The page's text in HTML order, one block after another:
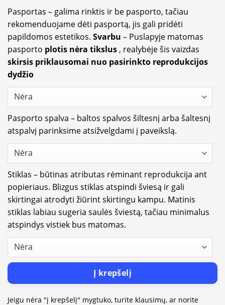
Pasportas – galima rinktis ir be pasporto, tačiau
rekomenduojame dėti pasportą, jis gali pridėti
papildomos estetikos. Svarbu – Puslapyje matomas
pasporto plotis nėra tikslus , realybėje šis vaizdas
skirsis priklausomai nuo pasirinkto reprodukcijos
dydžio
Pasporto spalva – baltos spalvos šiltesnį arba šaltesnį
atspalvį parinksime atsižvelgdami į paveikslą.
Stiklas – būtinas atributas rėminant reprodukcija ant
popieriaus. Blizgus stiklas atspindi šviesą ir gali
skirtingai atrodyti žiūrint skirtingu kampu. Matinis
stiklas labiau sugeria saulės šviestą, tačiau minimalus
atspindys vistiek bus matomas.
Į krepšelį
Jeigu nėra "į krepšelį" mygtuko, turite klausimų, ar norite